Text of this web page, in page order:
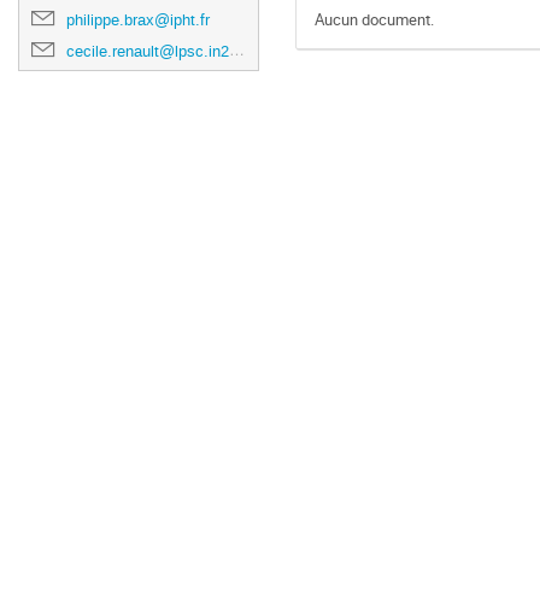
philippe.brax@ipht.fr
cecile.renault@lpsc.in2p3.fr
Aucun document.